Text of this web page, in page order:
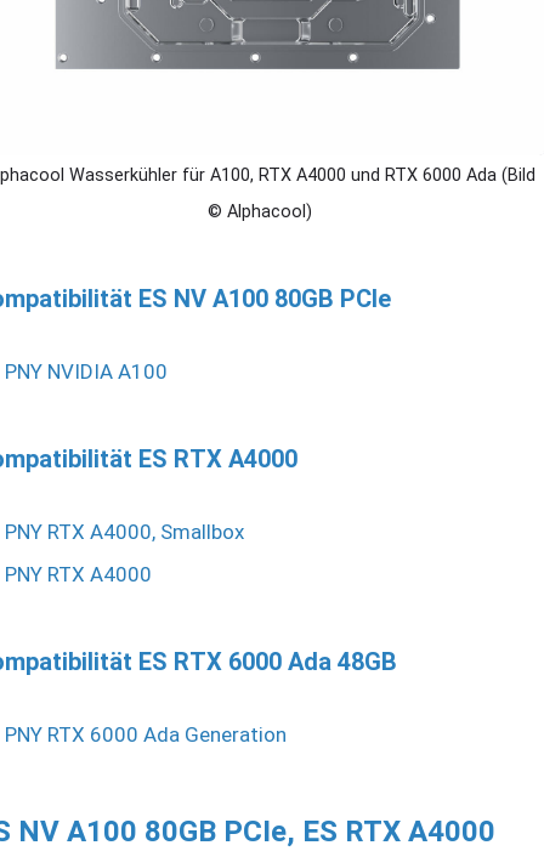
Wasserkühler für A100, RTX A4000 und RTX 6000 Ada (Bild
© Alphacool)
ES NV A100 80GB PCIe
PNY NVIDIA A100
ES RTX A4000
PNY RTX A4000, Smallbox
PNY RTX A4000
ES RTX 6000 Ada 48GB
PNY RTX 6000 Ada Generation
NV A100 80GB PCIe, ES RTX A4000